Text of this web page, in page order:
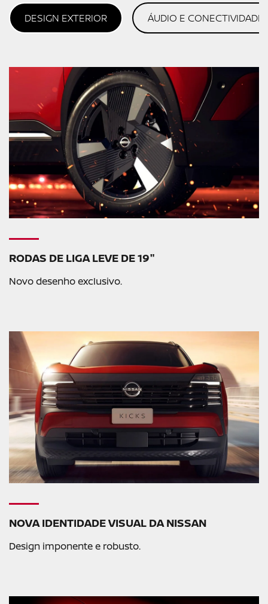
DESIGN EXTERIOR ÁUDIO E CONECTIVIDADE
RODAS DE LIGA LEVE DE 19"
Novo desenho exclusivo.
NOVA IDENTIDADE VISUAL DA NISSAN
Design imponente e robusto.